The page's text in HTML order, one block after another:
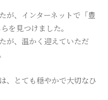
が、インターネットで「豊
を見つけました。
が、温かく迎えていただ
、とても穏やかで大切なひ